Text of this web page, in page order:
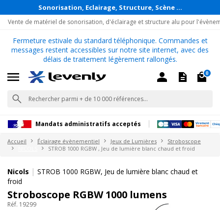
Sonorisation, Eclairage, Structure, Scène ...
Vente de matériel de sonorisation, d'éclairage et structure alu pour
Fermeture estivale du standard téléphonique. Commandes et
messages restent accessibles sur notre site internet, avec des
délais de traitement légèrement rallongés.
0
Mandats administratifs acceptés
Accueil Éclairage évènementiel Jeux de Lumières
Stroboscope
STROB 1000 RGBW , Jeu de lumière blanc chaud et froid
Nicols | STROB 1000 RGBW, Jeu de lumière blanc chaud et
froid
Stroboscope RGBW 1000 lumens
Réf. 19299